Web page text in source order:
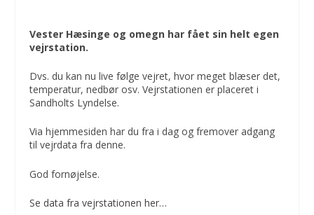
Vester Hæsinge og omegn har fået sin helt egen
vejrstation.
Dvs. du kan nu live følge vejret, hvor meget blæser det,
temperatur, nedbør osv. Vejrstationen er placeret i
Sandholts Lyndelse.
Via hjemmesiden har du fra i dag og fremover adgang
til vejrdata fra denne.
God fornøjelse.
Se data fra vejrstationen her…